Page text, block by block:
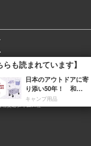
らも読まれています】
日本のアウトドアに寄
り添い50年！ 和柄
が美しい「コールマン
の限定記念ギア」が
キャンプ用品
交通タイムス社